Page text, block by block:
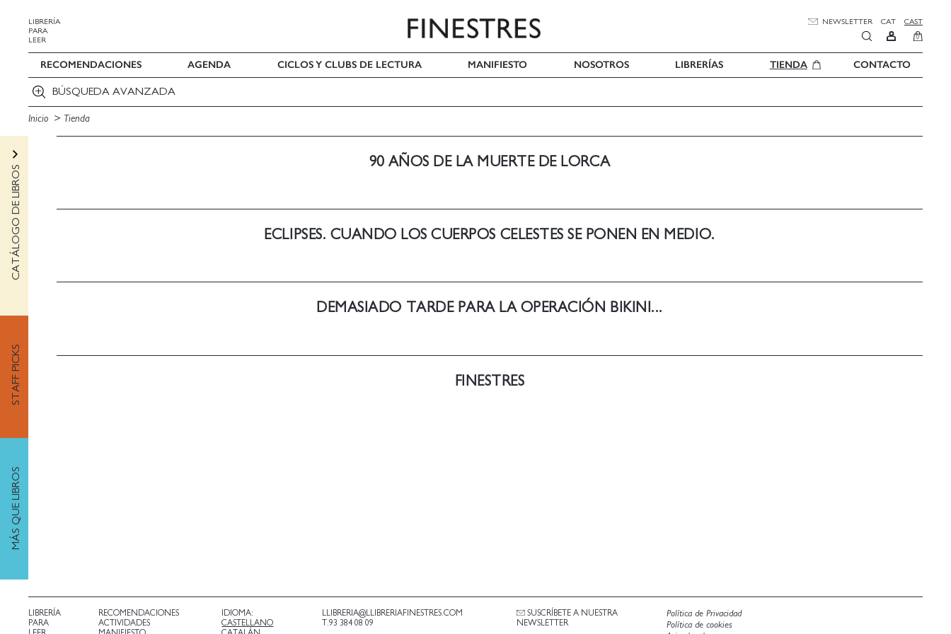
LIBRERÍA
PARA
LEER
NEWSLETTER CAT CAST
0
RECOMENDACIONES AGENDA CICLOS Y CLUBS DE LECTURA MANIFIESTO NOSOTROS LIBRERÍAS TIENDA CONTACTO
BÚSQUEDA AVANZADA
Inicio Tienda
CATÁLOGO DE LIBROS
STAFF PICKS
MÁS QUE LIBROS
90 AÑOS DE LA MUERTE DE LORCA
ECLIPSES. CUANDO LOS CUERPOS CELESTES SE PONEN EN MEDIO.
DEMASIADO TARDE PARA LA OPERACIÓN BIKINI...
FINESTRES
LIBRERÍA
PARA
RECOMENDACIONES
ACTIVIDADES
IDIOMA:
CASTELLANO
LLIBRERIA@LLIBRERIAFINESTRES.COM
T.93 384 08 09
SUSCRÍBETE A NUESTRA
NEWSLETTER
Política de Privacidad
Política de cookies